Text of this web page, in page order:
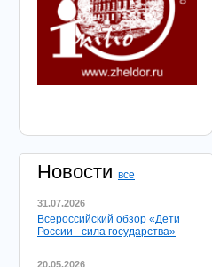
Новости все
31.07.2026
Всероссийский обзор «Дети
России - сила государства»
20.05.2026